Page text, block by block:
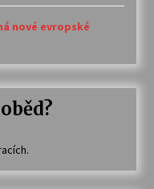
nové evropské